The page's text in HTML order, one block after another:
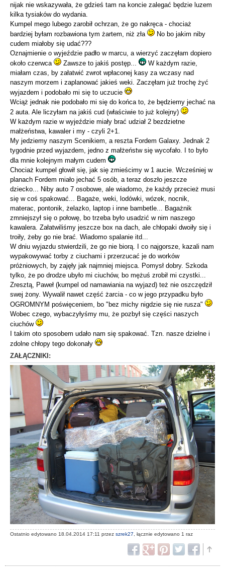
nijak nie wskazywała, że gdzieś tam na koncie zalegać będzie luzem
kilka tysiaków do wydania.
Kumpel mego lubego zarobił ochrzan, że go nakręca - chociaż
bardziej byłam rozbawiona tym żartem, niż zła
No bo jakim niby
cudem miałoby się udać???
Oznajmienie o wyjeździe padło w marcu, a wierzyć zaczęłam dopiero
około czerwca
Zawsze to jakiś postęp...
W każdym razie,
miałam czas, by załatwić zwrot wpłaconej kasy za wczasy nad
naszym morzem i zaplanować jakieś weki. Zaczęłam już trochę żyć
wyjazdem i podobało mi się to uczucie
Wciąż jednak nie podobało mi się do końca to, że będziemy jechać na
2 auta. Ale liczyłam na jakiś cud (właściwie to już kolejny)
W każdym razie w wyjeździe miały brać udział 2 bezdzietne
małżeństwa, kawaler i my - czyli 2+1.
My jedziemy naszym Scenikiem, a reszta Fordem Galaxy. Jednak 2
tygodnie przed wyjazdem, jedno z małżeństw się wycofało. I to było
dla mnie kolejnym małym cudem
Chociaż kumpel głowił się, jak się zmieścimy w 1 aucie. Wcześniej w
planach Fordem miało jechać 5 osób, a teraz doszło jeszcze
dziecko... Niby auto 7 osobowe, ale wiadomo, że każdy przecież musi
się w coś spakować... Bagaże, weki, lodówki, wózek, nocnik,
materac, pontonik, żelazko, laptop i inne bambetle... Bagażnik
zmniejszył się o połowę, bo trzeba było usadzić w nim naszego
kawalera. Załatwiliśmy jeszcze box na dach, ale chłopaki dwoiły się i
troiły, żeby go nie brać. Wiadomo spalanie itd...
W dniu wyjazdu stwierdzili, że go nie biorą. I co najgorsze, kazali nam
wypakowywać torby z ciuchami i przerzucać je do worków
próżniowych, by zajęły jak najmniej miejsca. Pomysł dobry. Szkoda
tylko, że po drodze ubyło mi ciuchów, bo mężuś zrobił mi czystki...
Zresztą, Paweł (kumpel od namawiania na wyjazd) też nie oszczędził
swej żony. Wywalił nawet część żarcia - co w jego przypadku było
OGROMNYM poświęceniem, bo "bez michy nigdzie się nie rusza"
Wobec czego, wybaczyłyśmy mu, że pozbył się części naszych
ciuchów
I takim oto sposobem udało nam się spakować. Tzn. nasze dzielne i
zdolne chłopy tego dokonały
ZAŁĄCZNIKI:
Ostatnio edytowano 18.04.2014 17:11 przez szrek27, łącznie edytowano 1 raz